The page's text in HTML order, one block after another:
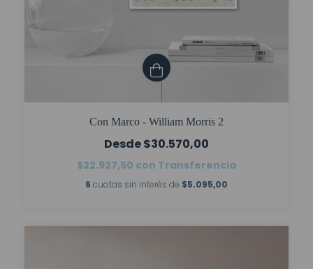
Con Marco - William Morris 2
$30.570,00
$22.927,50 con Transferencia
6 cuotas sin interés de $5.095,00